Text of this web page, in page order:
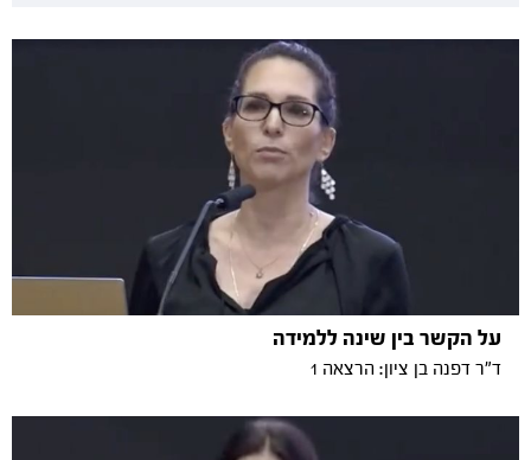
על הקשר בין שינה ללמידה
ד"ר דפנה בן ציון: הרצאה 1